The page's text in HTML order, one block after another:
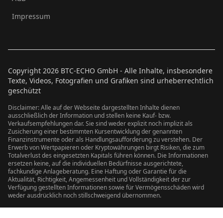
Impressum
Copyright 2026 BTC-ECHO GmbH - Alle Inhalte, insbesondere
Texte, Videos, Fotografien und Grafiken sind urheberrechtlich
geschützt
Disclaimer: Alle auf der Webseite dargestellten Inhalte dienen
ausschließlich der Information und stellen keine Kauf- bzw.
Verkaufsempfehlungen dar. Sie sind weder explizit noch implizit als
Zusicherung einer bestimmten Kursentwicklung der genannten
Finanzinstrumente oder als Handlungsaufforderung zu verstehen. Der
Erwerb von Wertpapieren oder Kryptowährungen birgt Risiken, die zum
Totalverlust des eingesetzten Kapitals führen können. Die Informationen
ersetzen keine, auf die individuellen Bedürfnisse ausgerichtete,
fachkundige Anlageberatung. Eine Haftung oder Garantie für die
Aktualität, Richtigkeit, Angemessenheit und Vollständigkeit der zur
Verfügung gestellten Informationen sowie für Vermögensschäden wird
weder ausdrücklich noch stillschweigend übernommen.